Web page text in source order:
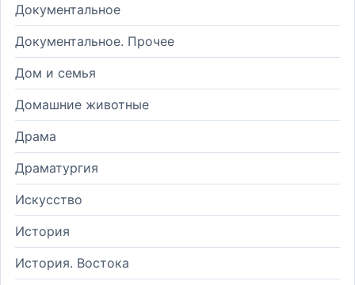
Документальное
Документальное. Прочее
Дом и семья
Домашние животные
Драма
Драматургия
Искусство
История
История. Востока